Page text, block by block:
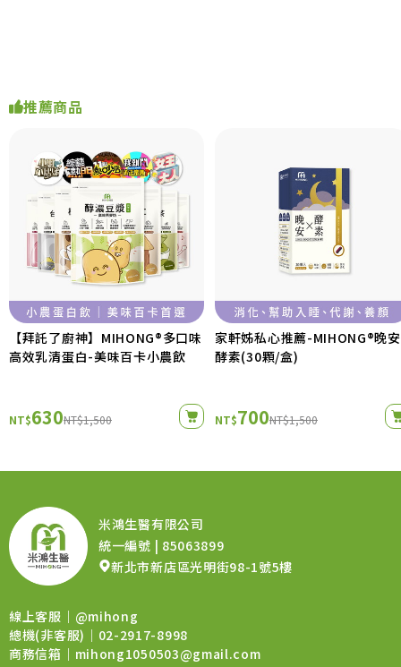
推薦商品
【拜託了廚神】MIHONG®多口味
高效乳清蛋白-美味百卡小農飲
NT$630NT$1,500
家軒姊私心推薦-MIHONG®晚
酵素(30顆/盒)
NT$700NT$1,500
線上客服｜ @mihong
總機(非客服)｜02-2917-8998
商務信箱｜ mihong1050503@gmail.com
米鴻生醫有限公司
統一編號 | 85063899
新北市新店區光明街98-1號5樓